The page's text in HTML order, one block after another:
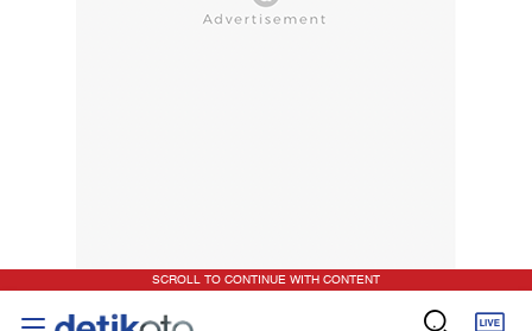
SCROLL TO CONTINUE WITH CONTENT